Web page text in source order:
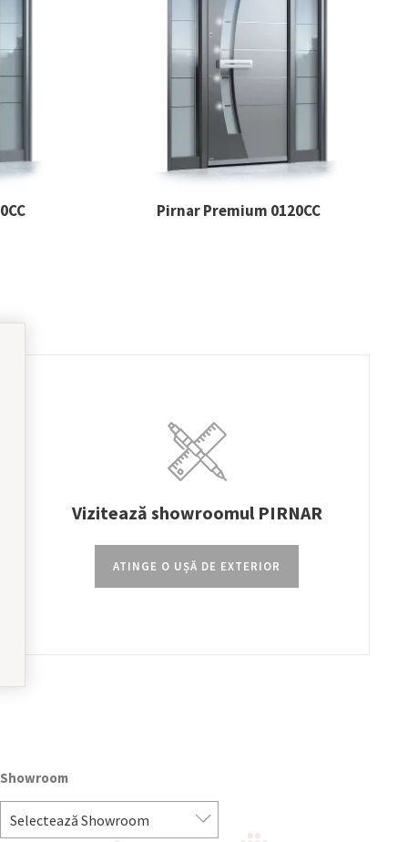
Pirnar Premium 0120CC
Vizitează showroomul PIRNAR
ATINGE O UȘĂ DE EXTERIOR
Showroom